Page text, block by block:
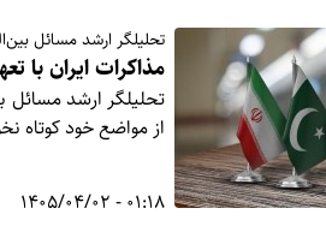
تحلیلگر ارشد مسائل
مذاکرات ایران با
تحلیلگر ارشد مسائل
از مواضع خود کوتاه
01:18 - 1405/04/02